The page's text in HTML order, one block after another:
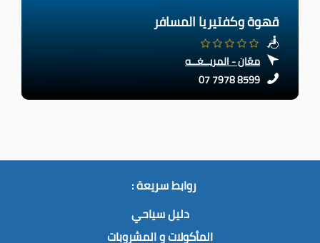
قهوة وكفتيريا المسافر
معّان - المريــغــه
07 7978 8599
روابط سريعة :
دليل سياحي
المأكولات و المشروبات